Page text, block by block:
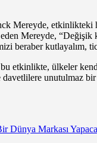
Mereyde,
Mereyde,
beraber
etkinlikte, ülkeler
unutulmaz
Dünya Markası